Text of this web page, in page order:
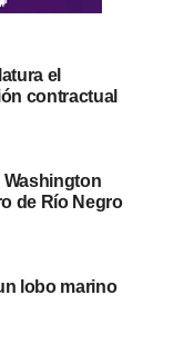
el
contractual
de Río Negro
lobo marino